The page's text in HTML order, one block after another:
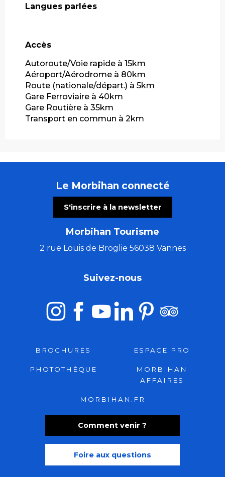
Langues parlées
Langues parlées
Accès
Accès
Autoroute/Voie rapide à 15km
Aéroport/Aérodrome à 80km
Route (nationale/départ.) à 5km
Gare Ferroviaire à 40km
Gare Routière à 35km
Transport en commun à 2km
Le Morbihan connecté
S'inscrire à la newsletter
Morbihan Tourisme
2 rue Louis de Broglie 56038 Vannes
Comment venir ?
Foire aux questions
Suivez-nous
BROCHURES ESPACE PRO
PHOTOTHÈQUE
MORBIHAN
AFFAIRES
MORBIHAN.FR